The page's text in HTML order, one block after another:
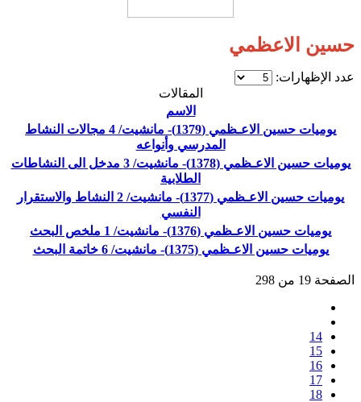
حسين الاعظمي
عدد الإظهارات:
المقالات
الاسم
يوميات حسين الاعـظمي (1379)- مانشيت/ 4 مجالات النشاط
المدرسي وأنواعه
يوميات حسين الاعـظمي (1378)- مانشيت/ 3 مدخل الى النشاطات
الطلابية
يوميات حسين الاعـظمي (1377)- مانشيت/ 2 النشاط والاستقرار
النفسي
يوميات حسين الاعـظمي (1376)- مانشيت/ 1 ملخص البحث
يوميات حسين الاعـظمي (1375)- مانشيت/ 6 خاتمة البحث
الصفحة 19 من 298
14
15
16
17
18